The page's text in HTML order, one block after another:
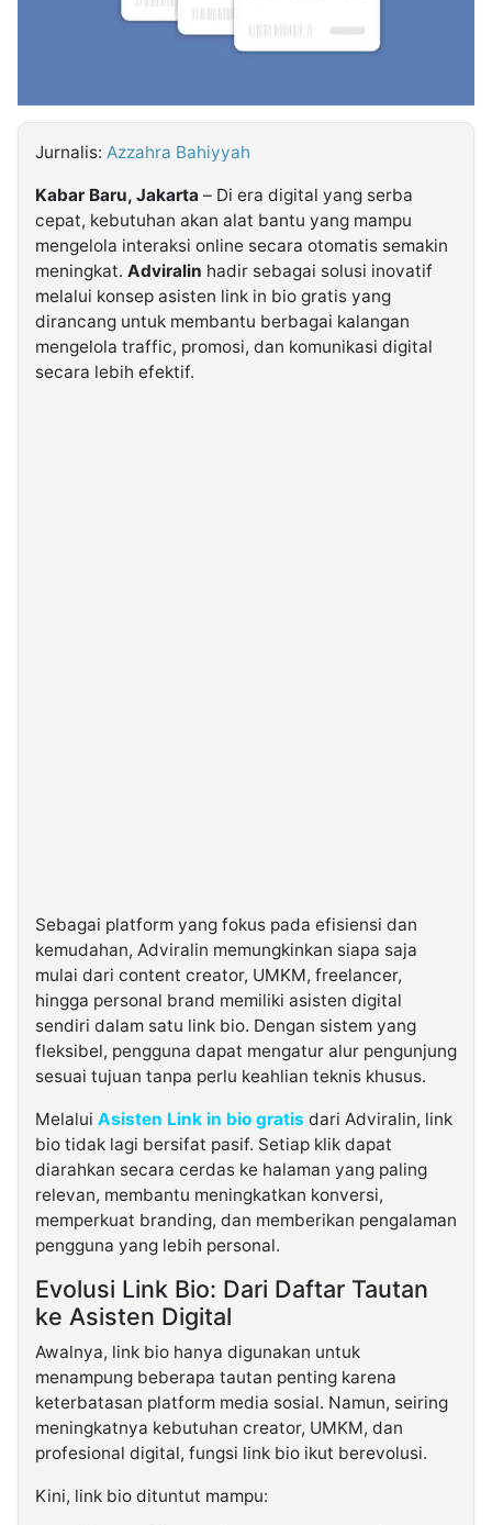
Kabarbaru.co
Jurnalis: Azzahra Bahiyyah
Kabar Baru, Jakarta – Di era digital yang serba
cepat, kebutuhan akan alat bantu yang mampu
mengelola interaksi online secara otomatis semakin
meningkat. Adviralin hadir sebagai solusi inovatif
melalui konsep asisten link in bio gratis yang
dirancang untuk membantu berbagai kalangan
mengelola traffic, promosi, dan komunikasi digital
secara lebih efektif.
Sebagai platform yang fokus pada efisiensi dan
kemudahan, Adviralin memungkinkan siapa saja
mulai dari content creator, UMKM, freelancer,
hingga personal brand memiliki asisten digital
sendiri dalam satu link bio. Dengan sistem yang
fleksibel, pengguna dapat mengatur alur pengunjung
sesuai tujuan tanpa perlu keahlian teknis khusus.
Melalui Asisten Link in bio gratis dari Adviralin, link
bio tidak lagi bersifat pasif. Setiap klik dapat
diarahkan secara cerdas ke halaman yang paling
relevan, membantu meningkatkan konversi,
memperkuat branding, dan memberikan pengalaman
pengguna yang lebih personal.
Evolusi Link Bio: Dari Daftar Tautan
ke Asisten Digital
Awalnya, link bio hanya digunakan untuk
menampung beberapa tautan penting karena
keterbatasan platform media sosial. Namun, seiring
meningkatnya kebutuhan creator, UMKM, dan
profesional digital, fungsi link bio ikut berevolusi.
Kini, link bio dituntut mampu: